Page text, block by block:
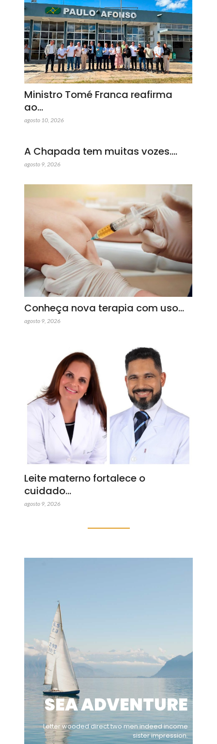
Ministro Tomé Franca reafirma
ao…
agosto 10, 2026
A Chapada tem muitas vozes.…
agosto 9, 2026
Conheça nova terapia com uso…
agosto 9, 2026
Leite materno fortalece o
cuidado…
agosto 9, 2026
SEA ADVENTURE
Letter wooded direct two men indeed income
sister impression.